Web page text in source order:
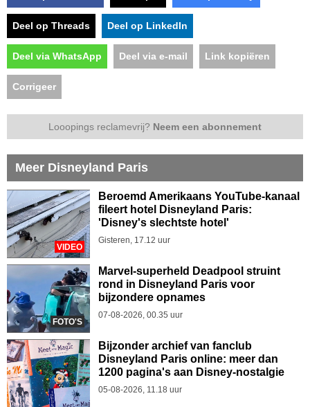
Deel op Threads Deel op LinkedIn
Deel via WhatsApp Deel via e-mail Link kopiëren
Corrigeer
Looopings reclamevrij? Neem een abonnement
Meer Disneyland Paris
VIDEO
Beroemd Amerikaans YouTube-kanaal
fileert hotel Disneyland Paris:
'Disney's slechtste hotel'
Gisteren, 17.12 uur
FOTO'S
Marvel-superheld Deadpool struint
rond in Disneyland Paris voor
bijzondere opnames
07-08-2026, 00.35 uur
Bijzonder archief van fanclub
Disneyland Paris online: meer dan
1200 pagina's aan Disney-nostalgie
05-08-2026, 11.18 uur